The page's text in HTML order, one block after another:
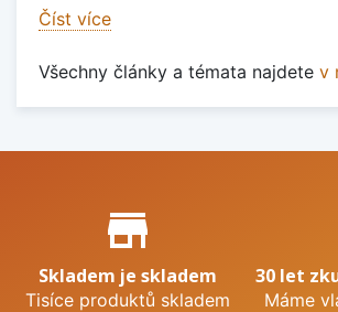
Číst více
Všechny články a témata najdete v
Proč nakupovat u nás?
store_mall_directory
Skladem je skladem
Tisíce produktů skladem
30 let
Máme